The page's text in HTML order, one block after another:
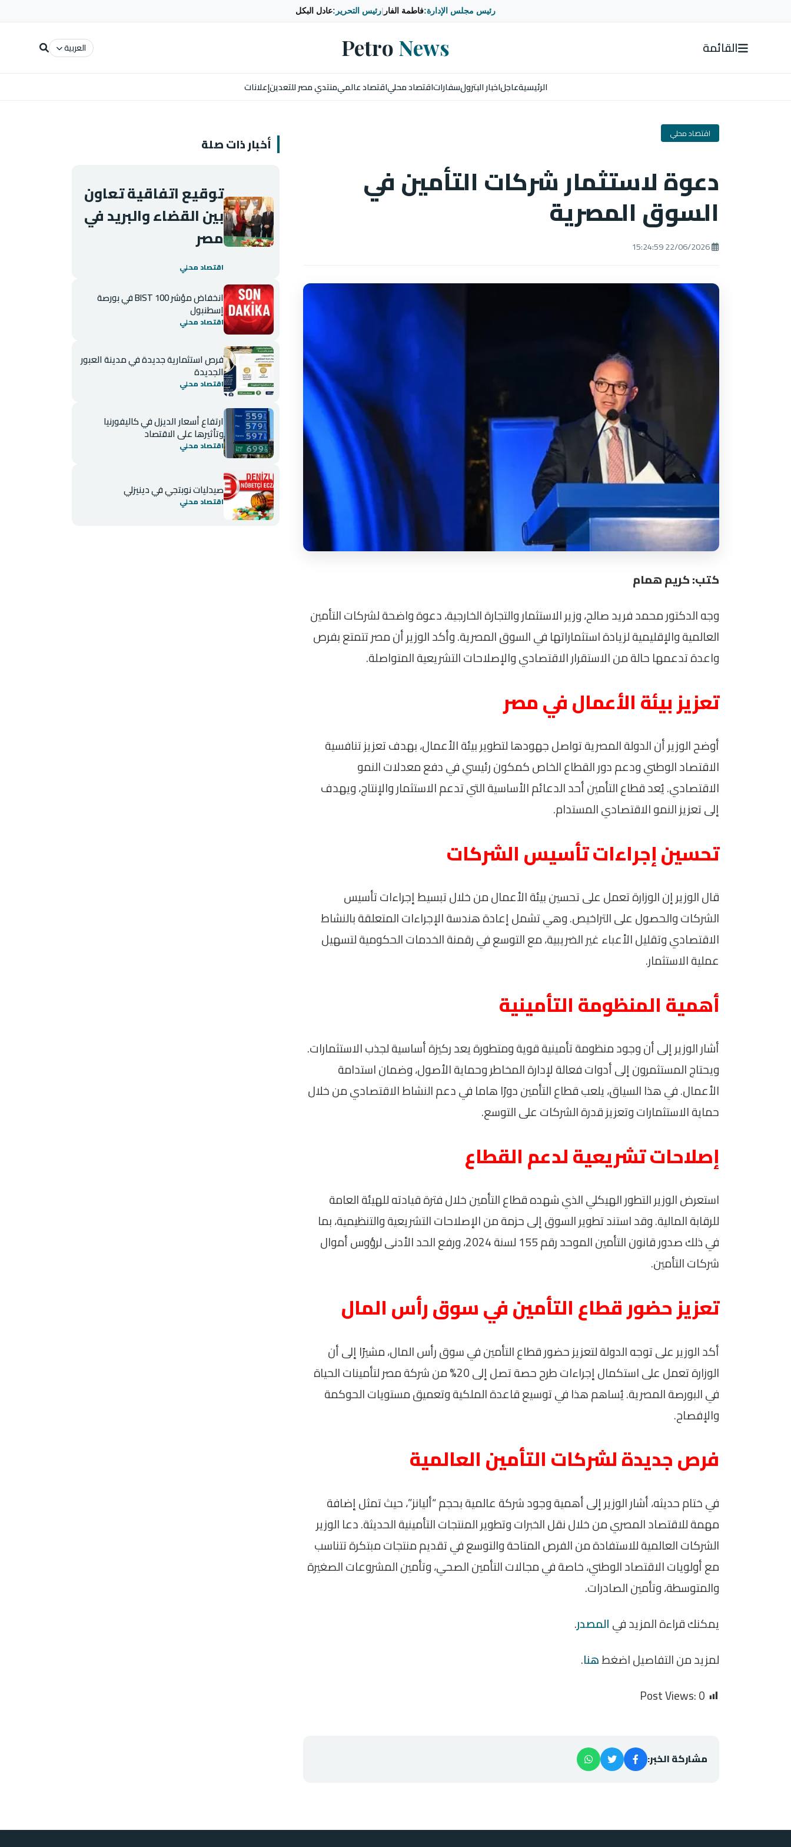
رئيس مجلس الإدارة:فاطمة الفار رئيس التحرير:عادل البكل
القائمة Petro News العربية
الرئيسيةعاجلاخبار البترولسفاراتاقتصاد محلياقتصاد عالميمنتدي مصر للتعدينإعلانات
اقتصاد محلي
دعوة لاستثمار شركات التأمين في
السوق المصرية
كتب: كريم همام
وجه الدكتور محمد فريد صالح، وزير الاستثمار والتجارة الخارجية، دعوة واضحة لشركات التأمين
العالمية والإقليمية لزيادة استثماراتها في السوق المصرية. وأكد الوزير أن مصر تتمتع بفرص
واعدة تدعمها حالة من الاستقرار الاقتصادي والإصلاحات التشريعية المتواصلة.
تعزيز بيئة الأعمال في مصر
أوضح الوزير أن الدولة المصرية تواصل جهودها لتطوير بيئة الأعمال، بهدف تعزيز تنافسية
الاقتصاد الوطني ودعم دور القطاع الخاص كمكون رئيسي في دفع معدلات النمو
الاقتصادي. يُعد قطاع التأمين أحد الدعائم الأساسية التي تدعم الاستثمار والإنتاج، ويهدف
إلى تعزيز النمو الاقتصادي المستدام.
تحسين إجراءات تأسيس الشركات
قال الوزير إن الوزارة تعمل على تحسين بيئة الأعمال من خلال تبسيط إجراءات تأسيس
الشركات والحصول على التراخيص. وهي تشمل إعادة هندسة الإجراءات المتعلقة بالنشاط
الاقتصادي وتقليل الأعباء غير الضريبية، مع التوسع في رقمنة الخدمات الحكومية لتسهيل
عملية الاستثمار.
أهمية المنظومة التأمينية
أشار الوزير إلى أن وجود منظومة تأمينية قوية ومتطورة يعد ركيزة أساسية لجذب الاستثمارات.
ويحتاج المستثمرون إلى أدوات فعالة لإدارة المخاطر وحماية الأصول، وضمان استدامة
الأعمال. في هذا السياق، يلعب قطاع التأمين دورًا هاما في دعم النشاط الاقتصادي من خلال
حماية الاستثمارات وتعزيز قدرة الشركات على التوسع.
إصلاحات تشريعية لدعم القطاع
استعرض الوزير التطور الهيكلي الذي شهده قطاع التأمين خلال فترة قيادته للهيئة العامة
للرقابة المالية. وقد استند تطوير السوق إلى حزمة من الإصلاحات التشريعية والتنظيمية، بما
في ذلك صدور قانون التأمين الموحد رقم 155 لسنة 2024، ورفع الحد الأدنى لرؤوس أموال
شركات التأمين.
تعزيز حضور قطاع التأمين في سوق رأس المال
أكد الوزير على توجه الدولة لتعزيز حضور قطاع التأمين في سوق رأس المال، مشيرًا إلى أن
الوزارة تعمل على استكمال إجراءات طرح حصة تصل إلى 20% من شركة مصر لتأمينات الحياة
في البورصة المصرية. يُساهم هذا في توسيع قاعدة الملكية وتعميق مستويات الحوكمة
والإفصاح.
فرص جديدة لشركات التأمين العالمية
في ختام حديثه، أشار الوزير إلى أهمية وجود شركة عالمية بحجم “أليانز”، حيث تمثل إضافة
مهمة للاقتصاد المصري من خلال نقل الخبرات وتطوير المنتجات التأمينية الحديثة. دعا الوزير
الشركات العالمية للاستفادة من الفرص المتاحة والتوسع في تقديم منتجات مبتكرة تتناسب
مع أولويات الاقتصاد الوطني، خاصة في مجالات التأمين الصحي، وتأمين المشروعات الصغيرة
والمتوسطة، وتأمين الصادرات.
يمكنك قراءة المزيد فيالمصدر.
لمزيد من التفاصيل اضغطهنا.
Post Views:0
مشاركة الخبر:
أخبار ذات صلة
توقيع اتفاقية تعاون
بين القضاء والبريد في
مصر
اقتصاد محلي
انخفاض مؤشر BIST 100 في بورصة
إسطنبول
اقتصاد محلي
فرص استثمارية جديدة في مدينة العبور
الجديدة
اقتصاد محلي
ارتفاع أسعار الديزل في كاليفورنيا
وتأثيرها على الاقتصاد
اقتصاد محلي
صيدليات نوبتجي في دينيزلي
اقتصاد محلي